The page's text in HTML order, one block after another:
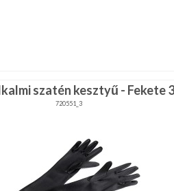
szatén kesztyű - Fekete
720551_3